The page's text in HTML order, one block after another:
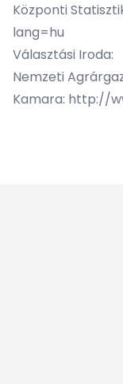
Központi
lang=hu
Választási Iroda:
Nemzeti
Kamara: http://